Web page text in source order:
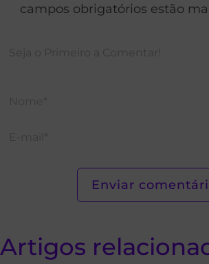
campos obrigatórios estão
Artigos